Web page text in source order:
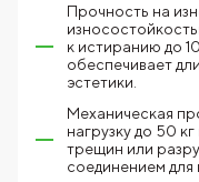
Прочность на
к истиранию до
обеспечивает
эстетики.
Механическая
нагрузку до 50
трещин или
соединением для